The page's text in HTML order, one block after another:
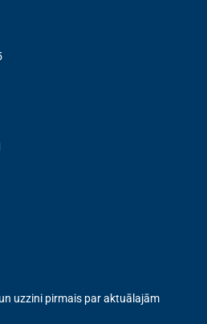
uzzini pirmais par aktuālajām